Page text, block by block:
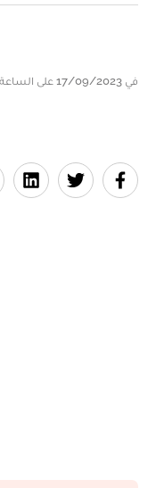
في 17/09/2023 على الساعة 21:59